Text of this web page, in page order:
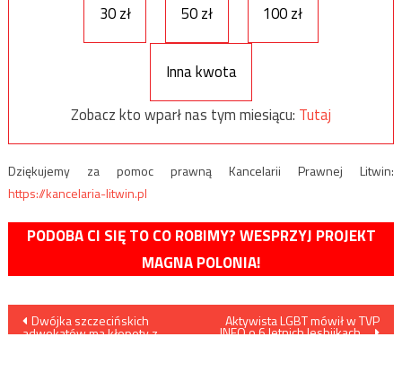
30 zł
50 zł 100 zł
Inna kwota
Zobacz kto wparł nas tym miesiącu: Tutaj
Dziękujemy za pomoc prawną Kancelarii Prawnej Litwin:
https://kancelaria-litwin.pl
PODOBA CI SIĘ TO CO ROBIMY? WESPRZYJ PROJEKT
MAGNA POLONIA!
Nawigacja
Dwójka szczecińskich
adwokatów ma kłopoty z
Aktywista LGBT mówił w TVP
INFO o 6 letnich lesbijkach…